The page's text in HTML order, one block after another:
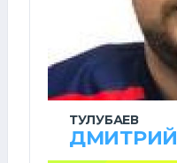
ТУЛУБАЕВ
ДМИТРИЙ